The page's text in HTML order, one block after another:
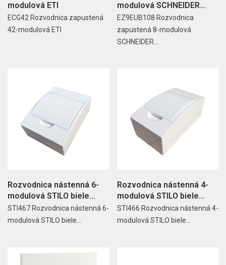
modulová ETI
ECG42 Rozvodnica zapustená
42-modulová ETI
modulová SCHNEIDER
EASY9...
EZ9EUB108 Rozvodnica
zapustená 8-modulová
SCHNEIDER...
Rozvodnica nástenná 6-
modulová STILO biele
dvierka
STI467 Rozvodnica nástenná 6-
modulová STILO biele...
Rozvodnica nástenná 4-
modulová STILO biele
dvierka
STI466 Rozvodnica nástenná 4-
modulová STILO biele...